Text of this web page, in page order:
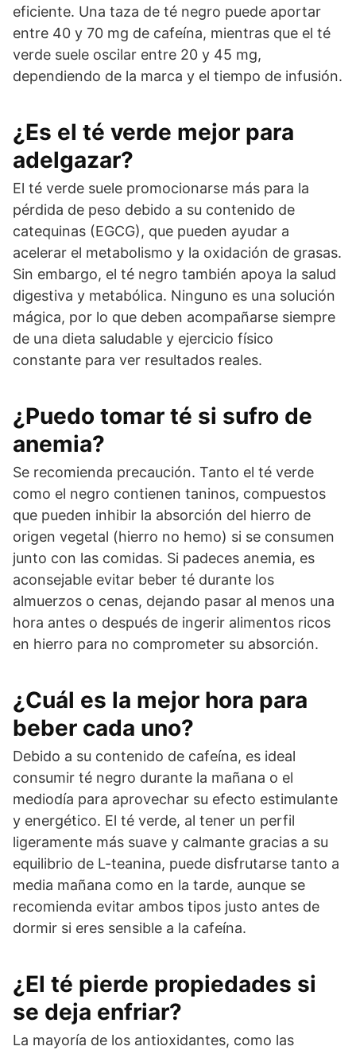
eficiente. Una taza de té negro puede aportar
entre 40 y 70 mg de cafeína, mientras que el té
verde suele oscilar entre 20 y 45 mg,
dependiendo de la marca y el tiempo de infusión.
¿Es el té verde mejor para
adelgazar?
El té verde suele promocionarse más para la
pérdida de peso debido a su contenido de
catequinas (EGCG), que pueden ayudar a
acelerar el metabolismo y la oxidación de grasas.
Sin embargo, el té negro también apoya la salud
digestiva y metabólica. Ninguno es una solución
mágica, por lo que deben acompañarse siempre
de una dieta saludable y ejercicio físico
constante para ver resultados reales.
¿Puedo tomar té si sufro de
anemia?
Se recomienda precaución. Tanto el té verde
como el negro contienen taninos, compuestos
que pueden inhibir la absorción del hierro de
origen vegetal (hierro no hemo) si se consumen
junto con las comidas. Si padeces anemia, es
aconsejable evitar beber té durante los
almuerzos o cenas, dejando pasar al menos una
hora antes o después de ingerir alimentos ricos
en hierro para no comprometer su absorción.
¿Cuál es la mejor hora para
beber cada uno?
Debido a su contenido de cafeína, es ideal
consumir té negro durante la mañana o el
mediodía para aprovechar su efecto estimulante
y energético. El té verde, al tener un perfil
ligeramente más suave y calmante gracias a su
equilibrio de L-teanina, puede disfrutarse tanto a
media mañana como en la tarde, aunque se
recomienda evitar ambos tipos justo antes de
dormir si eres sensible a la cafeína.
¿El té pierde propiedades si
se deja enfriar?
La mayoría de los antioxidantes, como las